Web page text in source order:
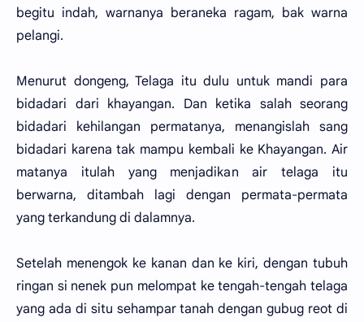
begitu indah, warnanya beraneka ragam, bak warna
pelangi.
Menurut dongeng, Telaga itu dulu untuk mandi para
bidadari dari khayangan. Dan ketika salah seorang
bidadari kehilangan permatanya, menangislah sang
bidadari karena tak mampu kembali ke Khayangan. Air
matanya itulah yang menjadikan air telaga itu
berwarna, ditambah lagi dengan permata-permata
yang terkandung di dalamnya.
Setelah menengok ke kanan dan ke kiri, dengan tubuh
ringan si nenek pun melompat ke tengah-tengah telaga
yang ada di situ sehampar tanah dengan gubug reot di